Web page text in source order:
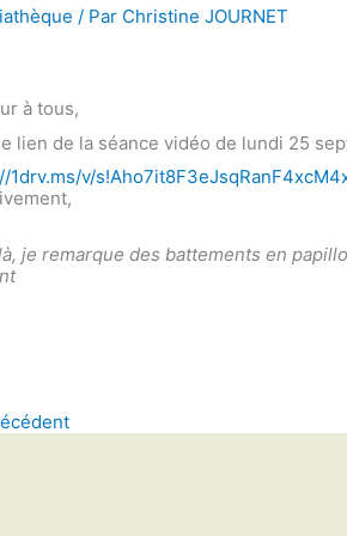
/ Par Christine JOURNET
à tous,
lien de la séance vidéo de lundi 25
1drv.ms/v/
je remarque des battements en